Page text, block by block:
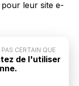
leur site e-
CERTAIN QUE
de l'utiliser